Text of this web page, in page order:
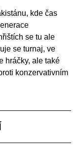
kde čas
se tu ale
se turnaj, ve
hráčky, ale také
konzervativním